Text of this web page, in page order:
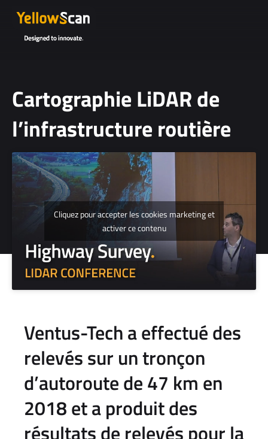
Cartographie LiDAR de
l’infrastructure routière
07 Aug 2019
Cliquez pour accepter les cookies marketing et
activer ce contenu
Ventus-Tech a effectué des
relevés sur un tronçon
d’autoroute de 47 km en
2018et a produit des
résultats de relevés pour la